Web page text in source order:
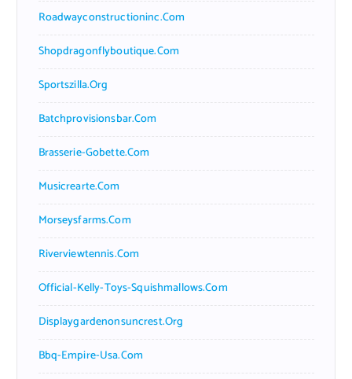
Roadwayconstructioninc.com
Shopdragonflyboutique.com
Sportszilla.org
Batchprovisionsbar.com
Brasserie-Gobette.com
Musicrearte.com
Morseysfarms.com
Riverviewtennis.com
Official-Kelly-Toys-Squishmallows.com
Displaygardenonsuncrest.org
Bbq-Empire-Usa.com